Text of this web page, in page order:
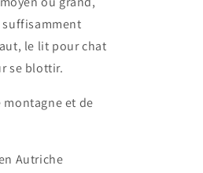
suffisamment
le lit pour chat
se blottir.
montagne et de
Autriche